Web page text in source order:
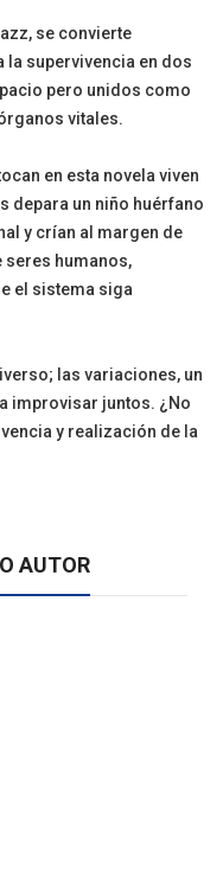
se convierte
supervivencia en dos
pero unidos como
vitales.
en esta novela viven
depara un niño huérfano
y crían al margen de
seres humanos,
el sistema siga
las variaciones, un
improvisar juntos. ¿No
y realización de la
AUTOR